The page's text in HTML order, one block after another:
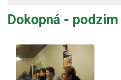
Dokopná - podzim